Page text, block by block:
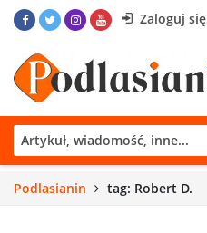
Zaloguj się
Podlasianin tag: Robert D.